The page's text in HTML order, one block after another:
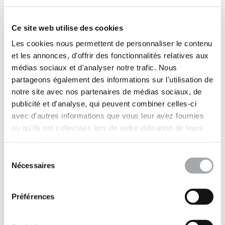
Ce site web utilise des cookies
Les cookies nous permettent de personnaliser le contenu
et les annonces, d'offrir des fonctionnalités relatives aux
médias sociaux et d'analyser notre trafic. Nous
partageons également des informations sur l'utilisation de
notre site avec nos partenaires de médias sociaux, de
publicité et d'analyse, qui peuvent combiner celles-ci
avec d'autres informations que vous leur avez fournies
ou qu'ils ont collectées lors de votre utilisation de leurs
Nécessaires
Préférences
Missions G2 AVP et G2 PRO pour la construction de
de structure
En savoir plus
Fondasol à l'international
Fondasol déploie son offre de services multi-expertises en
Europe et en Afrique, à travers ses agences du Luxembourg, du
Maroc et du Sénégal, et sur l'ensemble des continents à travers son
département Etudes internationales.
Fondasol Luxembourg
Fondasol Sénégal
Amérique du Nord : Enviroc Groupe
2020, via ses filiales canadiennes Solroc et DEC Enviro,